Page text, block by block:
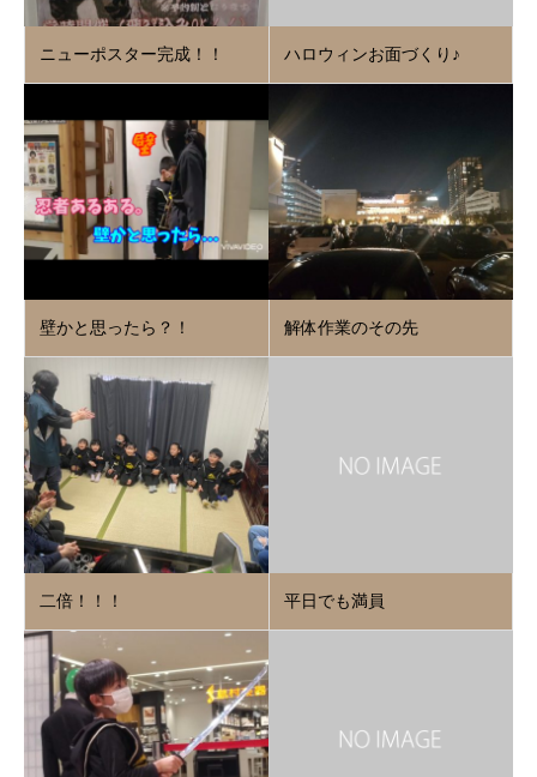
ニューポスター完成！！ ハロウィンお面づくり♪
壁かと思ったら？！ 解体作業のその先
二倍！！！ 平日でも満員